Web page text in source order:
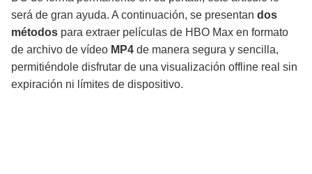
será de gran ayuda. A continuación, se presentan dos
métodos para extraer películas de HBO Max en formato
de archivo de vídeo MP4 de manera segura y sencilla,
permitiéndole disfrutar de una visualización offline real sin
expiración ni límites de dispositivo.